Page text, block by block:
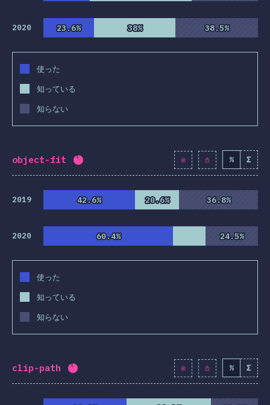
クション
グラフィ
トランスフォーム
アクエリー
かの機能
技術
・ポストプロセサ
ームワーク
in-JS
のツール
環境
ース
りに
2020 23.6%
23.6% 38%
38% 38.5%
38.5%
使った
知っている
知らない
object-fit 回答記入率： 10235 ) % Σ
2019 42.6%
42.6% 20.6%
20.6% 36.8%
36.8%
2020 60.4%
60.4% 24.5%
24.5%
使った
知っている
知らない
clip-path 回答記入率： 10237 % Σ